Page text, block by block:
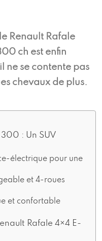
Renault Rafale
ch est enfin
ne se contente pas
chevaux de plus.
: Un SUV
électrique pour une
et 4-roues
et confortable
Rafale 4×4 E-